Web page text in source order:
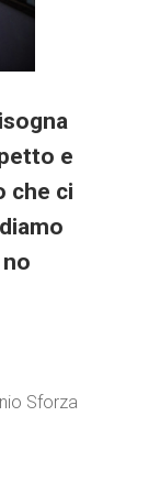
e
che ci
Sforza